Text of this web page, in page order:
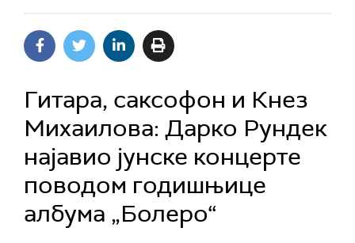
Гитара, саксофон и Кнез
Михаилова: Дарко Рундек
најавио јунске концерте
поводом годишњице
албума „Болеро“